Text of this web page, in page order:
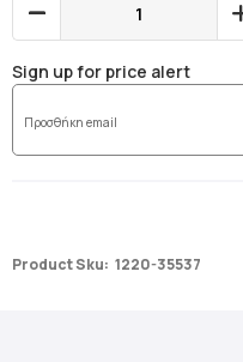
Sign up for price alert
Product Sku: 1220-35537